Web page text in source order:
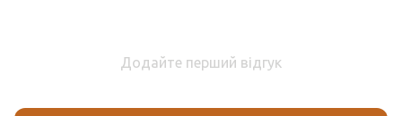
Додайте перший відгук